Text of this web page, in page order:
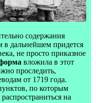
содержания
в дальнейшем придется
не просто приказное
вложила в этот
проследить,
от 1719 года.
по которым
на